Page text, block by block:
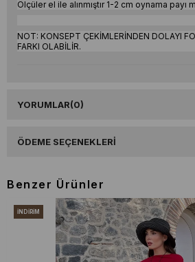
Ölçüler el ile alınmıştır 1-2 cm oynama payı
NOT: KONSEPT ÇEKİMLERİNDEN DOLAYI
FARKI OLABİLİR.
YORUMLAR(0)
ÖDEME SEÇENEKLERI
Benzer Ürünler
İNDIRIM